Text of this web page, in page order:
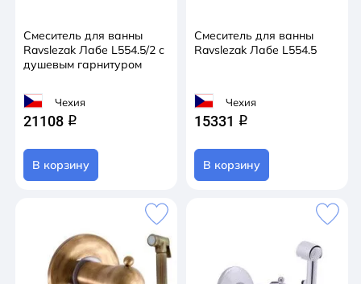
Смеситель для ванны
Ravslezak Лабе L554.5/2 с
душевым гарнитуром
Чехия
21108 q
В корзину
Смеситель для ванны
Ravslezak Лабе L554.5
Чехия
15331 q
В корзину